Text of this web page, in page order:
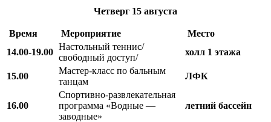
Четверг 15 августа
Время Мероприятие
Место
14.00-19.00
Настольный теннис/
свободный доступ/
холл 1 этажа
15.00
Мастер-класс по бальным
танцам
ЛФК
16.00
Спортивно-развлекательная
программа «Водные —
заводные»
летний бассейн